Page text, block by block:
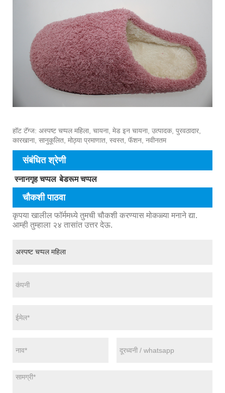
हॉट टॅग्ज: अस्पष्ट चप्पल महिला, चायना, मेड इन चायना, उत्पादक, पुरवठादार,
कारखाना, सानुकूलित, मोठ्या प्रमाणात, स्वस्त, फॅशन, नवीनतम
संबंधित श्रेणी
स्नानगृह चप्पल बेडरूम चप्पल
चौकशी पाठवा
कृपया खालील फॉर्ममध्ये तुमची चौकशी करण्यास मोकळ्या मनाने द्या.
आम्ही तुम्हाला २४ तासांत उत्तर देऊ.